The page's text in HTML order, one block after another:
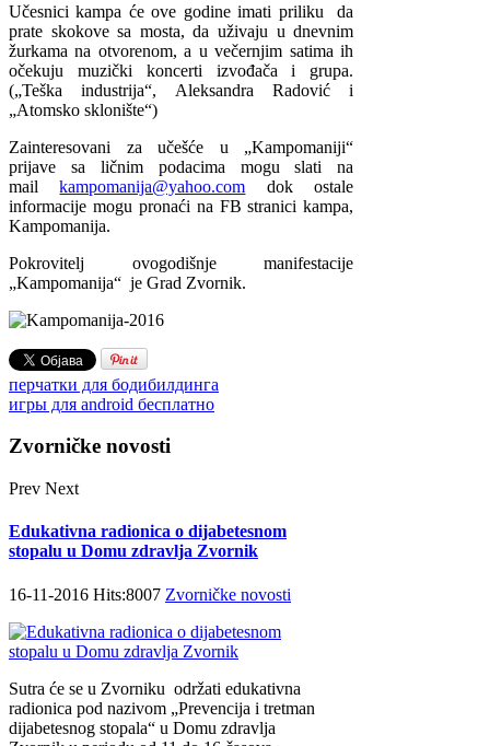
Učesnici kampa će ove godine imati priliku da
prate skokove sa mosta, da uživaju u dnevnim
žurkama na otvorenom, a u večernjim satima ih
očekuju muzički koncerti izvođača i grupa.
(„Teška industrija“, Aleksandra Radović i
„Atomsko sklonište“)
Zainteresovani za učešće u „Kampomaniji“
prijave sa ličnim podacima mogu slati na
mailkampomanija@yahoo.com dok ostale
informacije mogu pronaći na FB stranici kampa,
Kampomanija.
Pokrovitelj ovogodišnje manifestacije
„Kampomanija“ je Grad Zvornik.
перчатки для бодибилдинга
игры для android бесплатно
Zvorničke novosti
Prev Next
Edukativna radionica o dijabetesnom
stopalu u Domu zdravlja Zvornik
16-11-2016 Hits:8007 Zvorničke novosti
Sutra će se u Zvorniku održati еdukаtivna
radionica pоd nаzivоm „Prеvеnciја i trеtmаn
diјаbеtеsnоg stоpаlа“ u Dоmu zdrаvlја